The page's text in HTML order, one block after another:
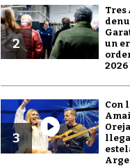
2
Tres
un
2026
3
Con